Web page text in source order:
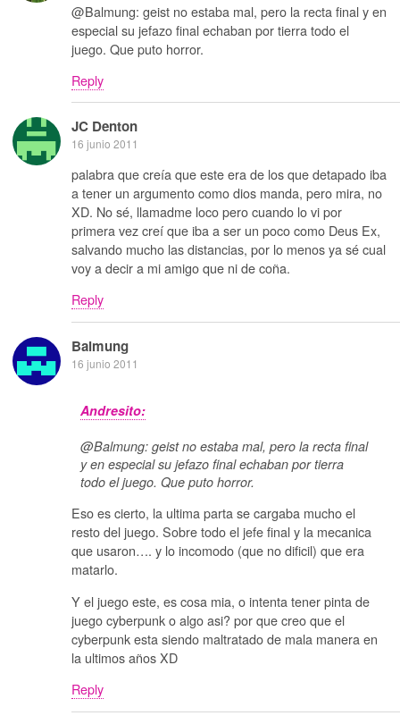
@Balmung: geist no estaba mal, pero la recta final y en
especial su jefazo final echaban por tierra todo el
juego. Que puto horror.
Reply
JC Denton
16 junio 2011
palabra que creía que este era de los que detapado iba
a tener un argumento como dios manda, pero mira, no
XD. No sé, llamadme loco pero cuando lo vi por
primera vez creí que iba a ser un poco como Deus Ex,
salvando mucho las distancias, por lo menos ya sé cual
voy a decir a mi amigo que ni de coña.
Reply
Balmung
16 junio 2011
Andresito:
@Balmung: geist no estaba mal, pero la recta final
y en especial su jefazo final echaban por tierra
todo el juego. Que puto horror.
Eso es cierto, la ultima parta se cargaba mucho el
resto del juego. Sobre todo el jefe final y la mecanica
que usaron…. y lo incomodo (que no dificil) que era
matarlo.
Y el juego este, es cosa mia, o intenta tener pinta de
juego cyberpunk o algo asi? por que creo que el
cyberpunk esta siendo maltratado de mala manera en
la ultimos años XD
Reply